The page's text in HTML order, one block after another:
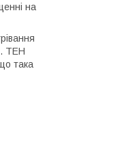
на
ТЕН
така